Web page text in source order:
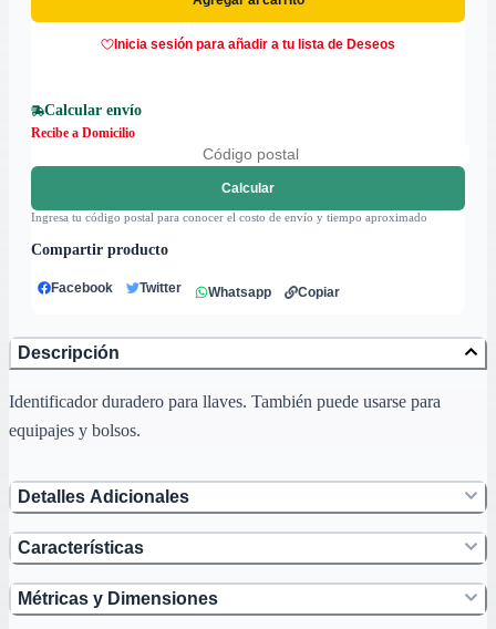
Inicia sesión para añadir a tu lista de Deseos
Calcular envío
Recibe a Domicilio
Calcular
Ingresa tu código postal para conocer el costo de envío y tiempo aproximado
Compartir producto
Facebook Twitter Whatsapp Copiar
Descripción
Identificador duradero para llaves. También puede usarse para
equipajes y bolsos.
Detalles Adicionales
Características
Métricas y Dimensiones